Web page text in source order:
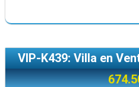
VIP-K439: Villa en